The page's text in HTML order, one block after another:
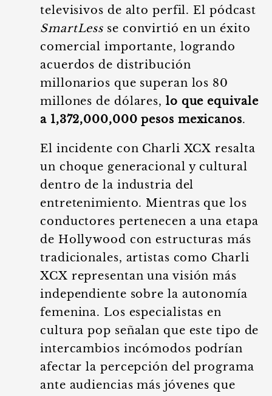
televisivos de alto perfil. El pódcast
SmartLess se convirtió en un éxito
comercial importante, logrando
acuerdos de distribución
millonarios que superan los 80
millones de dólares, lo que equivale
a 1,372,000,000 pesos mexicanos.
El incidente con Charli XCX resalta
un choque generacional y cultural
dentro de la industria del
entretenimiento. Mientras que los
conductores pertenecen a una etapa
de Hollywood con estructuras más
tradicionales, artistas como Charli
XCX representan una visión más
independiente sobre la autonomía
femenina. Los especialistas en
cultura pop señalan que este tipo de
intercambios incómodos podrían
afectar la percepción del programa
ante audiencias más jóvenes que